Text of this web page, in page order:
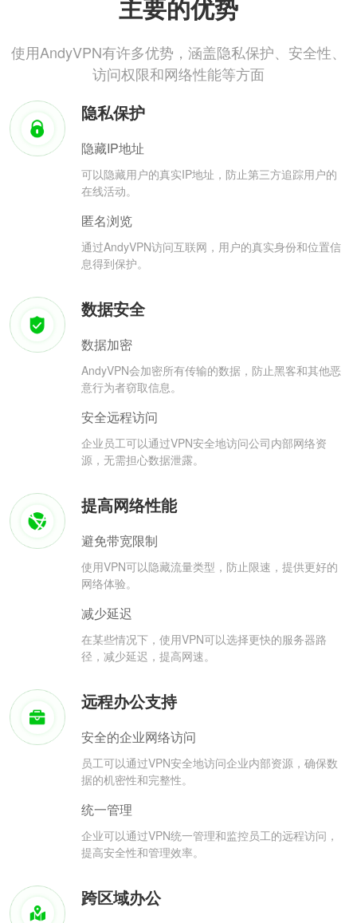
主要的优势
使用AndyVPN有许多优势，涵盖隐私保护、安全性、
访问权限和网络性能等方面
隐私保护
隐藏IP地址
可以隐藏用户的真实IP地址，防止第三方追踪用户的
在线活动。
匿名浏览
通过AndyVPN访问互联网，用户的真实身份和位置信
息得到保护。
数据安全
数据加密
AndyVPN会加密所有传输的数据，防止黑客和其他恶
意行为者窃取信息。
安全远程访问
企业员工可以通过VPN安全地访问公司内部网络资
源，无需担心数据泄露。
提高网络性能
避免带宽限制
使用VPN可以隐藏流量类型，防止限速，提供更好的
网络体验。
减少延迟
在某些情况下，使用VPN可以选择更快的服务器路
径，减少延迟，提高网速。
远程办公支持
安全的企业网络访问
员工可以通过VPN安全地访问企业内部资源，确保数
据的机密性和完整性。
统一管理
企业可以通过VPN统一管理和监控员工的远程访问，
提高安全性和管理效率。
跨区域办公